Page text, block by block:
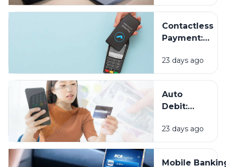
Bagaimana
Melindungi
Data
Contactless
Payment:
Tren atau
Masa Depan
Pembayaran?
23 days ago
Auto
Debit:
untuk
Tagihan,
23 days ago
Mobile